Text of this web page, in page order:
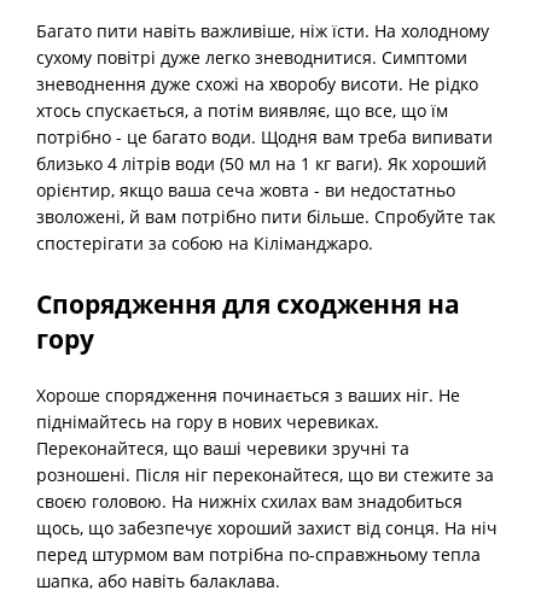
Багато пити навіть важливіше, ніж їсти. На холодному
сухому повітрі дуже легко зневоднитися. Симптоми
зневоднення дуже схожі на хворобу висоти. Не рідко
хтось спускається, а потім виявляє, що все, що їм
потрібно - це багато води. Щодня вам треба випивати
близько 4 літрів води (50 мл на 1 кг ваги). Як хороший
орієнтир, якщо ваша сеча жовта - ви недостатньо
зволожені, й вам потрібно пити більше. Спробуйте так
спостерігати за собою на Кіліманджаро.
Спорядження для сходження на
гору
Хороше спорядження починається з ваших ніг. Не
піднімайтесь на гору в нових черевиках.
Переконайтеся, що ваші черевики зручні та
розношені. Після ніг переконайтеся, що ви стежите за
своєю головою. На нижніх схилах вам знадобиться
щось, що забезпечує хороший захист від сонця. На ніч
перед штурмом вам потрібна по-справжньому тепла
шапка, або навіть балаклава.